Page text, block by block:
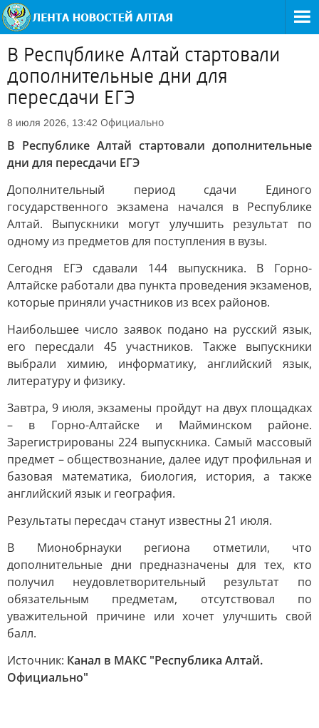
В Республике Алтай стартовали
дополнительные дни для
пересдачи ЕГЭ
8 июля 2026, 13:42 Официально
В Республике Алтай стартовали дополнительные
дни для пересдачи ЕГЭ
Дополнительный период сдачи Единого
государственного экзамена начался в Республике
Алтай. Выпускники могут улучшить результат по
одному из предметов для поступления в вузы.
Сегодня ЕГЭ сдавали 144 выпускника. В Горно-
Алтайске работали два пункта проведения экзаменов,
которые приняли участников из всех районов.
Наибольшее число заявок подано на русский язык,
его пересдали 45 участников. Также выпускники
выбрали химию, информатику, английский язык,
литературу и физику.
Завтра, 9 июля, экзамены пройдут на двух площадках
– в Горно-Алтайске и Майминском районе.
Зарегистрированы 224 выпускника. Самый массовый
предмет – обществознание, далее идут профильная и
базовая математика, биология, история, а также
английский язык и география.
Результаты пересдач станут известны 21 июля.
В Мионобрнауки региона отметили, что
дополнительные дни предназначены для тех, кто
получил неудовлетворительный результат по
обязательным предметам, отсутствовал по
уважительной причине или хочет улучшить свой
балл.
Источник: Канал в МАКС "Республика Алтай.
Официально"